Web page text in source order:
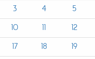
3
4 5
10
11 12
17
18 19